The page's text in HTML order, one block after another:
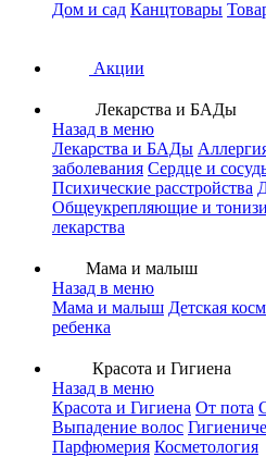
Дом и сад Канцтовары
Акции
Лекарства и БАДы
Назад в меню
Лекарства и БАДы
заболевания Сердце и
Психические расстройства
Общеукрепляющие и
лекарства
Мама и малыш
Назад в меню
Мама и малыш Детская
ребенка
Красота и Гигиена
Назад в меню
Красота и Гигиена От пота
Выпадение волос
Парфюмерия Косметология